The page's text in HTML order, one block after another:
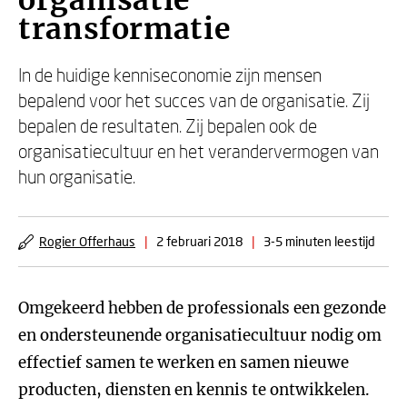
transformatie
In de huidige kenniseconomie zijn mensen
bepalend voor het succes van de organisatie. Zij
bepalen de resultaten. Zij bepalen ook de
organisatiecultuur en het verandervermogen van
hun organisatie.
Rogier Offerhaus | 2 februari 2018 | 3-5 minuten leestijd
Omgekeerd hebben de professionals een gezonde
en ondersteunende organisatiecultuur nodig om
effectief samen te werken en samen nieuwe
producten, diensten en kennis te ontwikkelen.